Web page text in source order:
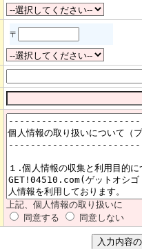
〒
上記、個人情報の取り扱いに
同意する
同意しない